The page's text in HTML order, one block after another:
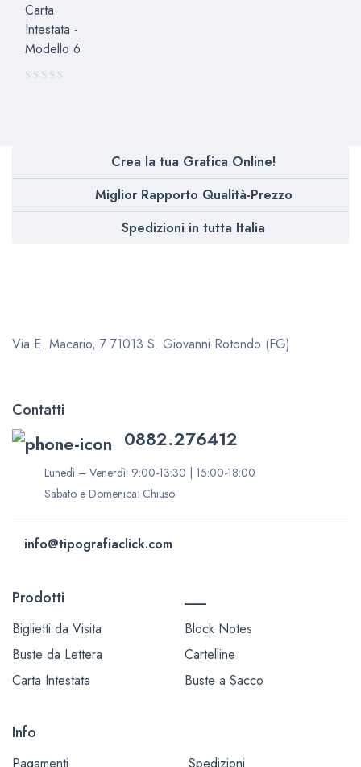
Carta
Intestata -
Modello 6
Crea la tua Grafica Online!
Miglior Rapporto Qualità-Prezzo
Spedizioni in tutta Italia
Via E. Macario, 7 71013 S. Giovanni Rotondo (FG)
Contatti
0882.276412
Lunedì – Venerdì: 9:00-13:30 | 15:00-18:00
Sabato e Domenica: Chiuso
info@tipografiaclick.com
Prodotti
Biglietti da Visita
Buste da Lettera
Carta Intestata
___
Block Notes
Cartelline
Buste a Sacco
Info